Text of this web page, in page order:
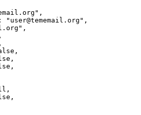
"user@tememail.org",